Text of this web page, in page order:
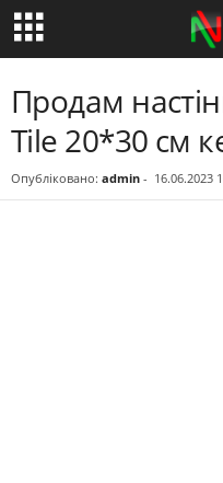
Продам
Tile 20*30 см
Опубліковано: admin - 16.06.2023